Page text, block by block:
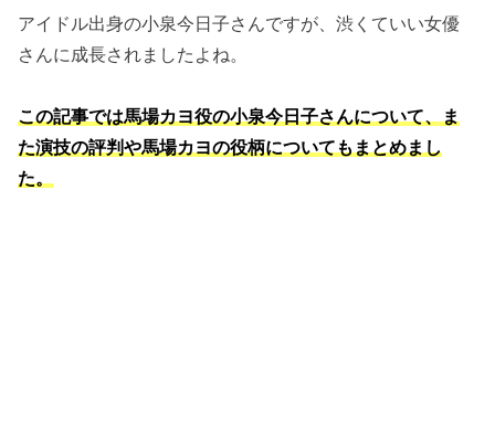
アイドル出身の小泉今日子さんですが、渋くていい女優
さんに成長されましたよね。
この記事では馬場カヨ役の小泉今日子さんについて、ま
た演技の評判や馬場カヨの役柄についてもまとめまし
た。